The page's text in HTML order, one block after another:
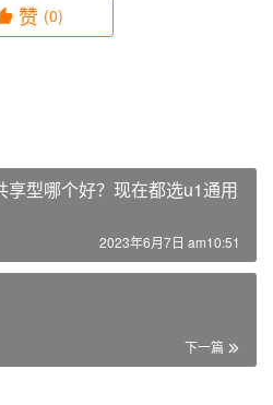
赞 (0)
型哪个好？现在都选u1通用
2023年6月7日 am10:51
下一篇